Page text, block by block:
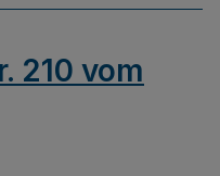
210 vom